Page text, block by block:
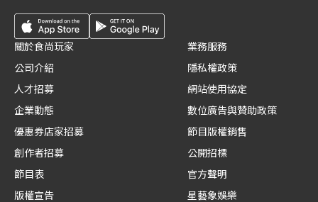
關於食尚玩家
公司介紹
人才招募
企業動態
優惠券店家招募
創作者招募
節目表
版權宣告
業務服務
隱私權政策
網站使用協定
數位廣告與贊助政策
節目版權銷售
公開招標
官方聲明
星藝象娛樂